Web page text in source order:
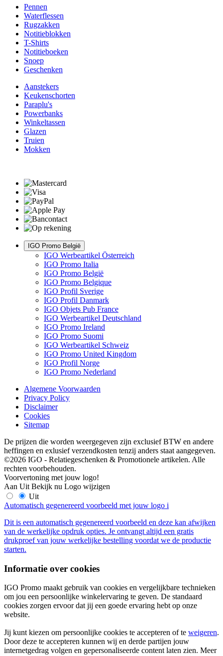
Pennen
Waterflessen
Rugzakken
Notitieblokken
T-Shirts
Notitieboeken
Snoep
Geschenken
Aanstekers
Keukenschorten
Paraplu's
Powerbanks
Winkeltassen
Glazen
Truien
Mokken
IGO Promo België
IGO Werbeartikel Österreich
IGO Promo Italia
IGO Promo België
IGO Promo Belgique
IGO Profil Sverige
IGO Profil Danmark
IGO Objets Pub France
IGO Werbeartikel Deutschland
IGO Promo Ireland
IGO Promo Suomi
IGO Werbeartikel Schweiz
IGO Promo United Kingdom
IGO Profil Norge
IGO Promo Nederland
Algemene Voorwaarden
Privacy Policy
Disclaimer
Cookies
Sitemap
De prijzen die worden weergegeven zijn exclusief BTW en andere
heffingen en exlusief verzendkosten tenzij anders staat aangegeven.
©2026 IGO - Relatiegeschenken & Promotionele artikelen. Alle
rechten voorbehouden.
Voorvertoning met jouw logo!
Aan Uit Bekijk nu Logo wijzigen
Uit
Automatisch gegenereerd voorbeeld met jouw logo i
Dit is een automatisch gegenereerd voorbeeld en deze kan afwijken
van de werkelijke opdruk opties. Je ontvangt altijd een gratis
drukproef van jouw werkelijke bestelling voordat we de productie
starten.
Informatie over cookies
IGO Promo maakt gebruik van cookies en vergelijkbare technieken
om jou een persoonlijke winkelervaring te geven. De standaard
cookies zorgen ervoor dat jij een goede ervaring hebt op onze
website.
Jij kunt kiezen om persoonlijke cookies te accepteren of te weigeren.
Door deze te accepteren kunnen wij en derde partijen jouw
internetgedrag volgen en gepersonaliseerde content laten zien. Meer